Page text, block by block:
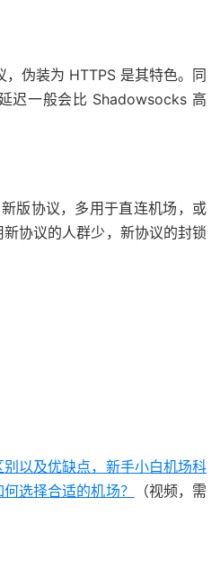
伪装为 HTTPS 是其特色。同
迟一般会比 Shadowsocks 高
版协议，多用于直连机场，或
协议的人群少，新协议的封锁
以及优缺点，新手小白机场科
选择合适的机场？
（视频，需